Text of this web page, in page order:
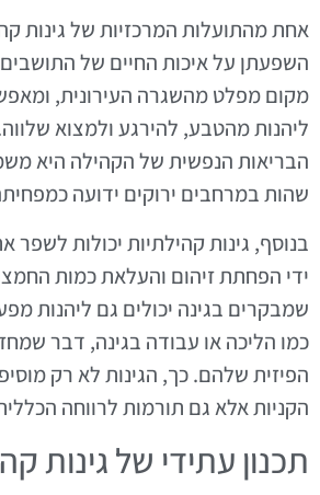
אחת מהתועלות המרכזיות של גינות
השפעתן על איכות החיים של
מקום מפלט מהשגרה העירונית,
ליהנות מהטבע, להירגע ולמצוא
הבריאות הנפשית של הקהילה היא
שהות במרחבים ירוקים ידועה
בנוסף, גינות קהילתיות יכולות לשפר
ידי הפחתת זיהום והעלאת כמות
שמבקרים בגינה יכולים גם ליהנות
כמו הליכה או עבודה בגינה, דבר
הפיזית שלהם. כך, הגינות לא רק
הקניות אלא גם תורמות לרווחה
תכנון עתידי של גינות